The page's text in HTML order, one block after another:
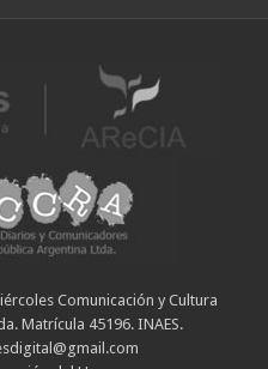
Comunicación y Cultura
Matrícula 45196. INAES.